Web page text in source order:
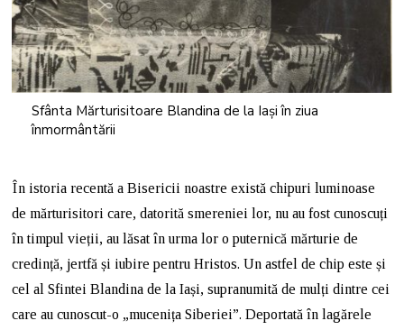
Sfânta Mărturisitoare Blandina de la Iași în ziua
înmormântării
În istoria recentă a Bisericii noastre există chipuri luminoase
de mărturisitori care, datorită smereniei lor, nu au fost cunoscuți
în timpul vieții, au lăsat în urma lor o puternică mărturie de
credință, jertfă și iubire pentru Hristos. Un astfel de chip este și
cel al Sfintei Blandina de la Iași, supranumită de mulți dintre cei
care au cunoscut-o „mucenița Siberiei”. Deportată în lagărele